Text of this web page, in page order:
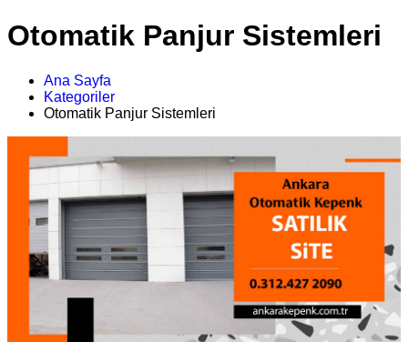
Otomatik Panjur Sistemleri
Ana Sayfa
Kategoriler
Otomatik Panjur Sistemleri